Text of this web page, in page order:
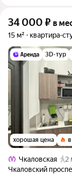
34 000 ₽ в
15 м² квартира-
3D-тур
хорошая цена
Чкаловская
2
Чкаловский